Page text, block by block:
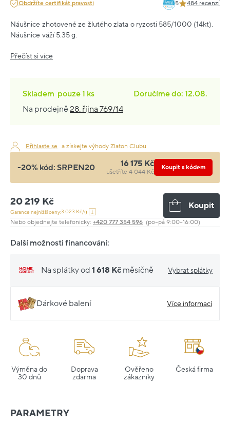
Obdržíte certifikát pravosti 5 484 recenzí
Náušnice zhotovené ze žlutého zlata o ryzosti 585/1000 (14kt).
Náušnice váží 5.35 g.
Přečíst si více
Skladem pouze1 ks
Doručíme do: 12.08.
Na prodejně28. října 769/14
Přihlaste se a získejte výhody Zlaton Clubu
-20% kód: SRPEN20 16 175 Kč
ušetříte 4 044 Kč
Koupit s kódem
20 219 Kč
Garance nejnižší ceny:3 023 Kč/g
Koupit
Nebo objednejte telefonicky: +420 777 354 596 (po–pá 9:00–16:00)
Další možnosti financování:
Na splátky od 1 618 Kč měsíčně Vybrat splátky
Dárkové balení Více informací
Výměna do
30 dnů
Doprava
zdarma
Ověřeno
zákazníky
Česká firma
PARAMETRY